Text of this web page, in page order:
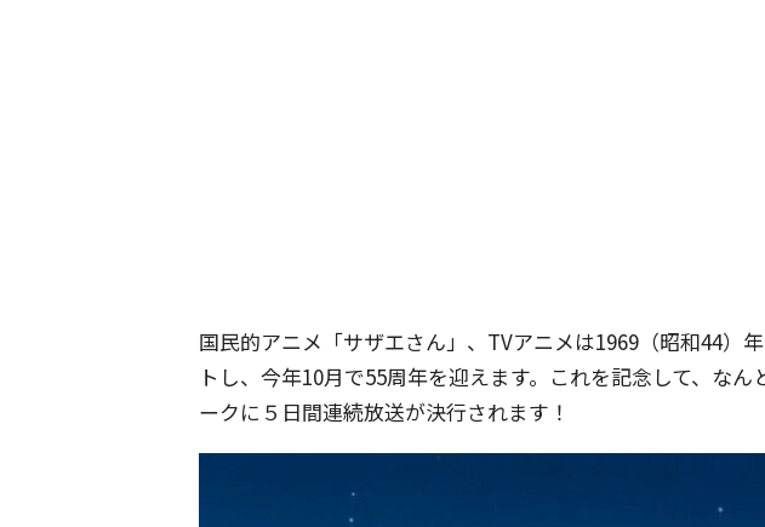
国民的アニメ「サザエさん」、TVアニメは1969（昭和44）
トし、今年10月で55周年を迎えます。これを記念して、なん
ークに５日間連続放送が決行されます！